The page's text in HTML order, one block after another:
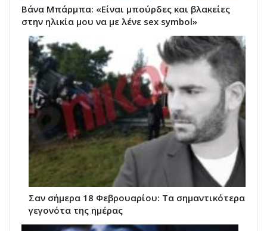
Βάνα Μπάρμπα: «Είναι μπούρδες και βλακείες
στην ηλικία μου να με λένε sex symbol»
Σαν σήμερα 18 Φεβρουαρίου: Τα σημαντικότερα
γεγονότα της ημέρας